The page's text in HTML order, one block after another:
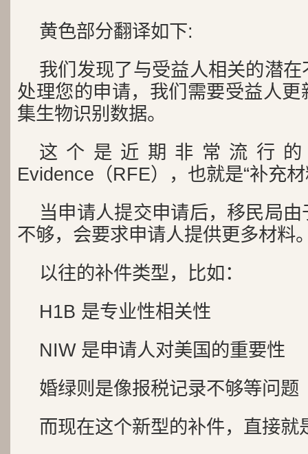
黄色部分翻译如下:
我们发现了与受益人相关的潜
处理您的申请，我们需要受益人
集生物识别数据。
这个是近期非常流行的
Evidence（RFE），也就是“补充
当申请人提交申请后，移民局
不够，会要求申请人提供更多材料
以往的补件类型，比如：
H1B 是专业性相关性
NIW 是申请人对美国的重要性
婚绿则是像报税记录不够等问题
而现在这个新型的补件，直接